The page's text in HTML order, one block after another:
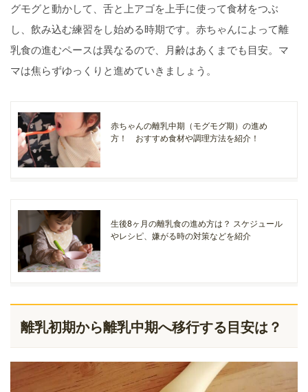
グモグと動かして、舌と上アゴを上手に使って食材をつぶ
し、飲み込む練習をし始める時期です。赤ちゃんによって離
乳食の進むペースは異なるので、月齢はあくまでも目安。マ
マは焦らずゆっくりと進めていきましょう。
赤ちゃんの離乳中期（モグモグ期）の進め
方！ おすすめ食材や調理方法を紹介！
生後8ヶ月の離乳食の進め方は？ スケジュール
やレシピ、嫌がる時の対策などを紹介
離乳初期から離乳中期へ移行する目安は？